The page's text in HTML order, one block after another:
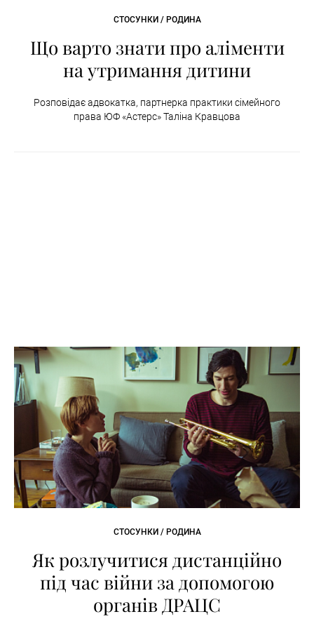
СТОСУНКИ / РОДИНА
Що варто знати про аліменти
на утримання дитини
Розповідає адвокатка, партнерка практики сімейного
права ЮФ «Астерс» Таліна Кравцова
СТОСУНКИ / РОДИНА
Як розлучитися дистанційно
під час війни за допомогою
органів ДРАЦС